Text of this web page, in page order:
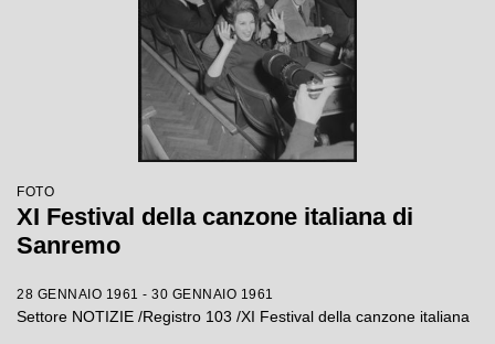
FOTO
XI Festival della canzone italiana di
Sanremo
28 GENNAIO 1961 - 30 GENNAIO 1961
Settore NOTIZIE /Registro 103 /XI Festival della canzone italiana